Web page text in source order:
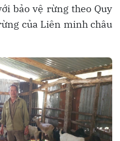
bảo vệ rừng theo Quy
của Liên minh châu